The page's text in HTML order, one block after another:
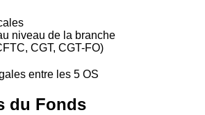
niveau de la branche
CGT, CGT-FO)
entre les 5 OS
du Fonds